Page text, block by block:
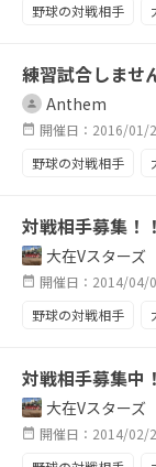
野球の対戦相手
練習試合しませ
Anthem
開催日：2016/01/
野球の対戦相手
対戦相手募集！！
大在Vスターズ
開催日：2014/04/
野球の対戦相手
対戦相手募集中
大在Vスターズ
開催日：2014/02/